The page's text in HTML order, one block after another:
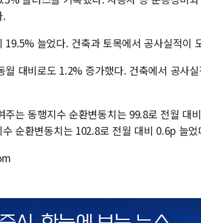
.
19.5% 늘었다. 건축과 토목에서 공사실적이
월 대비로도 1.2% 증가했다. 건축에서 공사
주는 동행지수 순환변동치는 99.8로 전월 대
순환변동치는 102.8로 전월 대비 0.6p 늘었